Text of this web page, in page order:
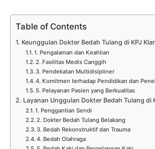
Table of Contents
Keunggulan Dokter Bedah Tulang di KPJ
1. Pengalaman dan Keahlian
2. Fasilitas Medis Canggih
3. Pendekatan Multidisipliner
4. Komitmen terhadap Pendidikan dan
5. Pelayanan Pasien yang Berkualitas
Layanan Unggulan Dokter Bedah Tulang di
1. Penggantian Sendi
2. Dokter Bedah Tulang Belakang
3. Bedah Rekonstruktif dan Trauma
4. Bedah Olahraga